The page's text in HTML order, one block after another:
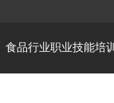
食品行业职业技能培